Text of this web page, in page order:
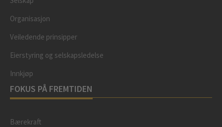
Organisasjon
Veiledende prinsipper
Eierstyring og selskapsledelse
Innkjøp
FOKUS PÅ FREMTIDEN
Bærekraft